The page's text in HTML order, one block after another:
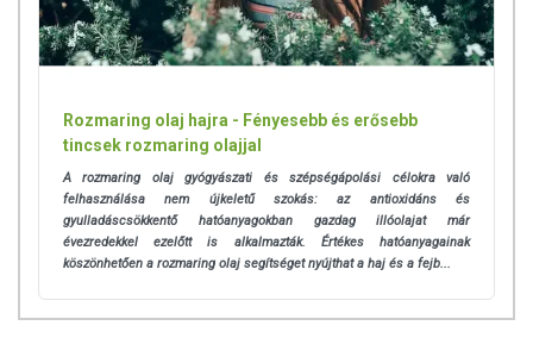
Rozmaring olaj hajra - Fényesebb és erősebb
tincsek rozmaring olajjal
A rozmaring olaj gyógyászati és szépségápolási célokra való
felhasználása nem újkeletű szokás: az antioxidáns és
gyulladáscsökkentő hatóanyagokban gazdag illóolajat már
évezredekkel ezelőtt is alkalmazták. Értékes hatóanyagainak
köszönhetően a rozmaring olaj segítséget nyújthat a haj és a fejb...